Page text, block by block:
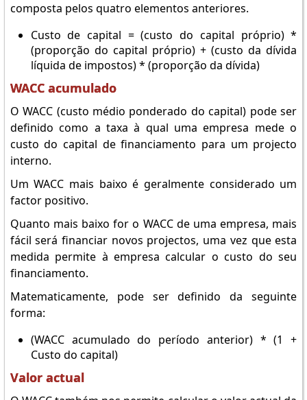
composta pelos quatro elementos anteriores.
Custo de capital = (custo do capital próprio) *
(proporção do capital próprio) + (custo da dívida
líquida de impostos) * (proporção da dívida)
WACC acumulado
O WACC (custo médio ponderado do capital) pode ser
definido como a taxa à qual uma empresa mede o
custo do capital de financiamento para um projecto
interno.
Um WACC mais baixo é geralmente considerado um
factor positivo.
Quanto mais baixo for o WACC de uma empresa, mais
fácil será financiar novos projectos, uma vez que esta
medida permite à empresa calcular o custo do seu
financiamento.
Matematicamente, pode ser definido da seguinte
forma:
(WACC acumulado do período anterior) * (1 +
Custo do capital)
Valor actual